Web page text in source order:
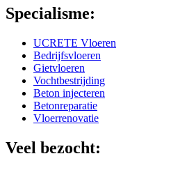
Specialisme:
UCRETE Vloeren
Bedrijfsvloeren
Gietvloeren
Vochtbestrijding
Beton injecteren
Betonreparatie
Vloerrenovatie
Veel bezocht: